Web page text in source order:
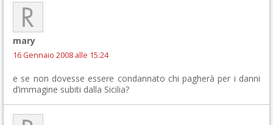
mary
16 Gennaio 2008 alle 15:24
e se non dovesse essere condannato chi pagherà per i danni
d’immagine subiti dalla Sicilia?